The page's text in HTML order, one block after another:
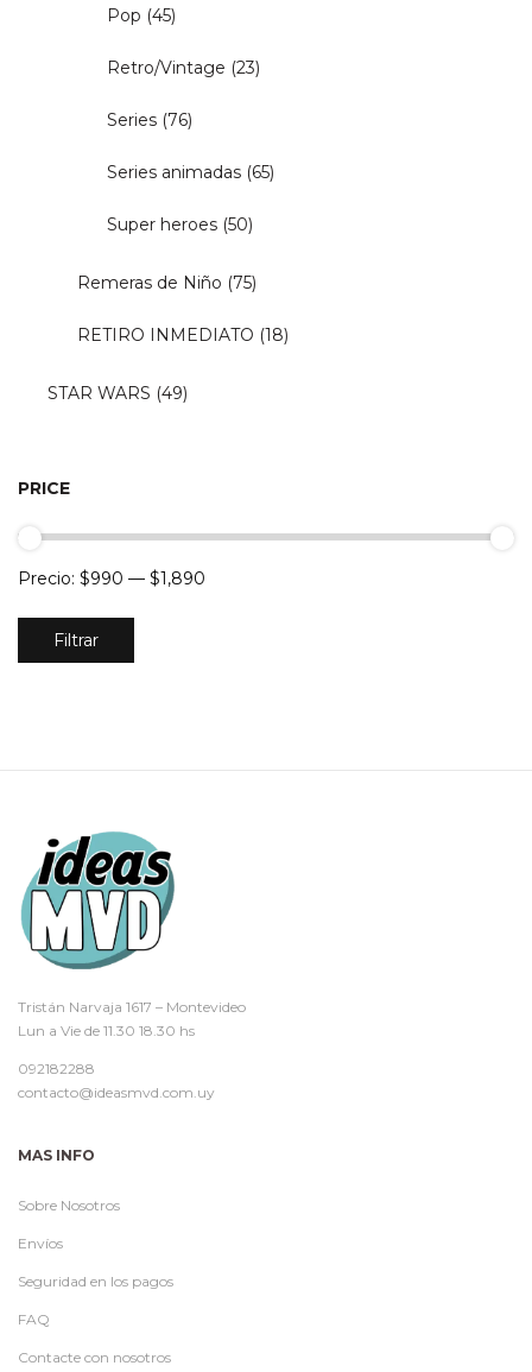
Pop (45)
Retro/Vintage (23)
Series (76)
Series animadas (65)
Super heroes (50)
Remeras de Niño (75)
RETIRO INMEDIATO (18)
STAR WARS (49)
PRICE
Precio
mínimo
Precio
máximo
Filtrar
Precio: $990 — $1,890
Tristán Narvaja 1617 – Montevideo
Lun a Vie de 11.30 18.30 hs
092182288
contacto@ideasmvd.com.uy
MAS INFO
Sobre Nosotros
Envíos
Seguridad en los pagos
FAQ
Contacte con nosotros